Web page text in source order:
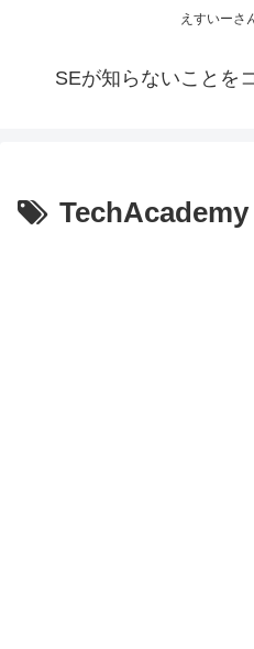
えすいーさ
SEが知らないことを
TechAcademy